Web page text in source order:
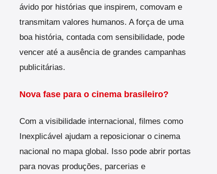
ávido por histórias que inspirem, comovam e
transmitam valores humanos. A força de uma
boa história, contada com sensibilidade, pode
vencer até a ausência de grandes campanhas
publicitárias.
Nova fase para o cinema brasileiro?
Com a visibilidade internacional, filmes como
Inexplicável ajudam a reposicionar o cinema
nacional no mapa global. Isso pode abrir portas
para novas produções, parcerias e